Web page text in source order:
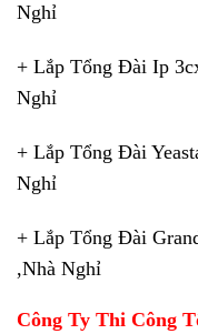
Nghỉ
+ Lắp Tổng Đài Ip
Nghỉ
+ Lắp Tổng Đài
Nghỉ
+ Lắp Tổng Đài
,Nhà Nghỉ
Công Ty Thi Công